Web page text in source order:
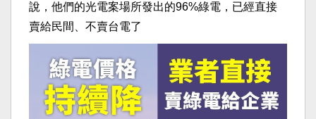
說，他們的光電案場所發出的96%綠電，已經直接
賣給民間、不賣台電了